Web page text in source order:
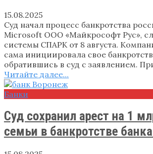
15.08.2025
Суд начал процесс банкротства
Microsoft ООО «Майкрософт Рус»,
системы СПАРК от 8 августа.
сама инициировала свое
обратившись в суд с заявлением.
Читайте далее...
Банки
Суд сохранил арест на 1
семьи в банкротстве